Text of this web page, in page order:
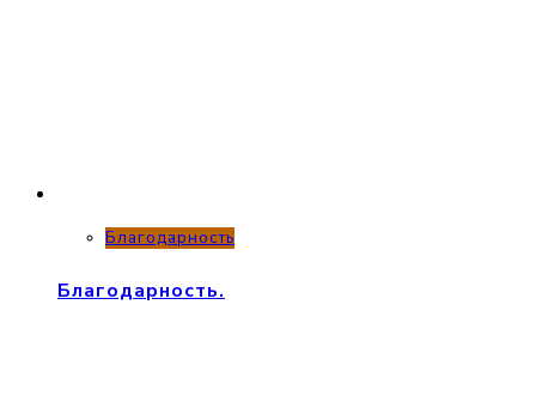
Благодарность
Благодарность.